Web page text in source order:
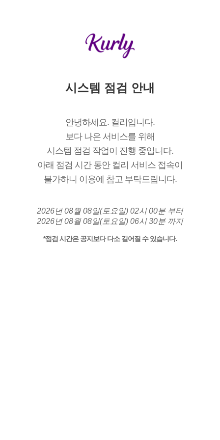
시스템 점검 안내
안녕하세요. 컬리입니다.
보다 나은 서비스를 위해
시스템 점검 작업이 진행 중입니다.
아래 점검 시간 동안 컬리 서비스 접속이
불가하니 이용에 참고 부탁드립니다.
2026년 08월 08일(토요일) 02시 00분 부터
2026년 08월 08일(토요일) 06시 30분 까지
*점검 시간은 공지보다 다소 길어질 수 있습니다.